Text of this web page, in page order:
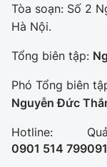
Tòa soạn: Số 2
Hà Nội.
Tổng biên tập:
Phó Tổng biên
Nguyễn Đức
Hotline:
0901 514 799